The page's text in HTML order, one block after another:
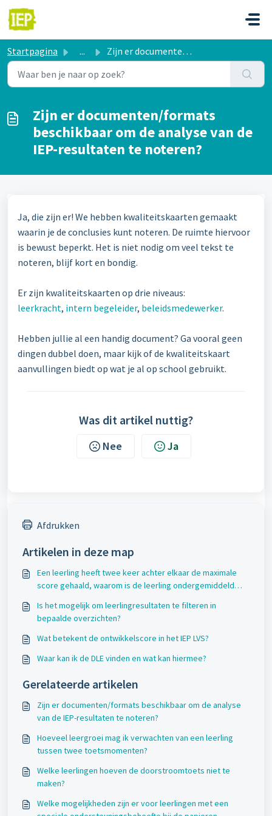
Doorgaan naar hoofdinhoud
Startpagina ... Zijn er documenten/formats beschikbaar om de analyse van ...
Zijn er documenten/formats
beschikbaar om de analyse van de
IEP-resultaten te noteren?
Ja, die zijn er! We hebben kwaliteitskaarten gemaakt
waarin je de conclusies kunt noteren. De ruimte hiervoor
is bewust beperkt. Het is niet nodig om veel tekst te
noteren, blijf kort en bondig.
Er zijn kwaliteitskaarten op drie niveaus:
leerkracht, intern begeleider, beleidsmedewerker.
Hebben jullie al een handig document? Ga vooral geen
dingen dubbel doen, maar kijk of de kwaliteitskaart
aanvullingen biedt op wat je al op school gebruikt.
Was dit artikel nuttig?
Nee Ja
Afdrukken
Artikelen in deze map
Een leerling heeft twee keer achter elkaar de maximale
score gehaald, waarom is de leerling ondergemiddeld
Is het mogelijk om leerlingresultaten te filteren in
bepaalde overzichten?
Wat betekent de ontwikkelscore in het IEP LVS?
Waar kan ik de DLE vinden en wat kan hiermee?
Gerelateerde artikelen
Zijn er documenten/formats beschikbaar om de analyse
van de IEP-resultaten te noteren?
Hoeveel leergroei mag ik verwachten van een leerling
tussen twee toetsmomenten?
Welke leerlingen hoeven de doorstroomtoets niet te
maken?
Welke mogelijkheden zijn er voor leerlingen met een